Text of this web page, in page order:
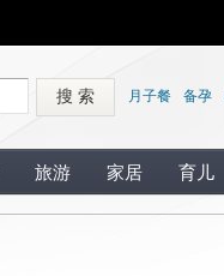
搜 索 月子餐 备孕
旅游 家居 育儿